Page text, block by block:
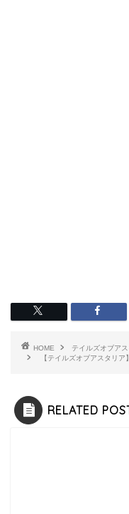
HOME テイルズオブア
【テイルズオブアスタリ
RELATED